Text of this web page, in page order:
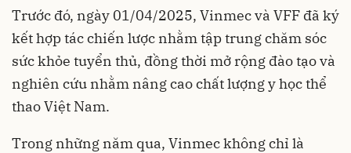
Trước đó, ngày 01/04/2025, Vinmec và VFF đã ký
kết hợp tác chiến lược nhằm tập trung chăm sóc
sức khỏe tuyển thủ, đồng thời mở rộng đào tạo và
nghiên cứu nhằm nâng cao chất lượng y học thể
thao Việt Nam.
Trong những năm qua, Vinmec không chỉ là